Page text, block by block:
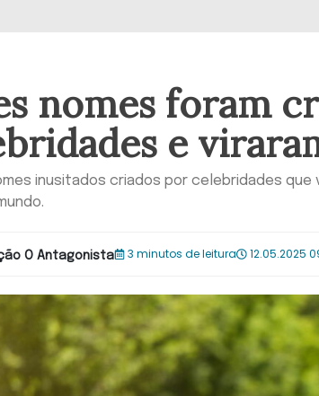
nomes foram
e
inusitados criados por celebridades
O Antagonista 3 minutos de leitura 12.05.2025